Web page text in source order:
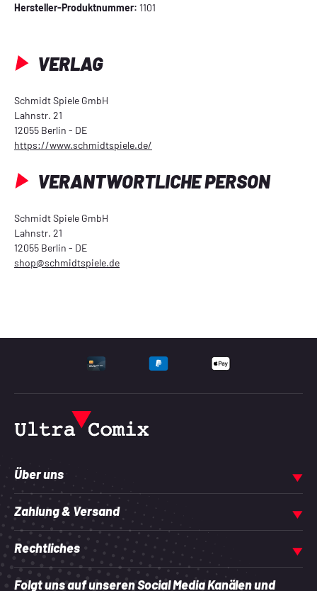
Hersteller-Produktnummer: 1101
VERLAG
Schmidt Spiele GmbH
Lahnstr. 21
12055 Berlin - DE
https://www.schmidtspiele.de/
VERANTWORTLICHE PERSON
Schmidt Spiele GmbH
Lahnstr. 21
12055 Berlin - DE
shop@schmidtspiele.de
UNTERSTÜTZTE
Über uns
Zahlung & Versand
Rechtliches
Folgt uns auf unseren Social Media Kanälen und